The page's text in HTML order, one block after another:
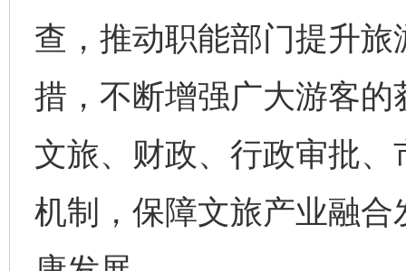
查，推动职能部门提升
措，不断增强广大游客
文旅、财政、行政审批
机制，保障文旅产业融